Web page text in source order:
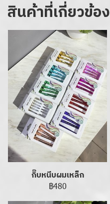
สินค้าที่เกี่ยวข้อง
กิ๊บหนีบผมเหล็ก
฿480